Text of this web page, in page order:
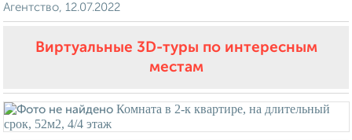
Агентство, 12.07.2022
Виртуальные 3D-туры по интересным
местам